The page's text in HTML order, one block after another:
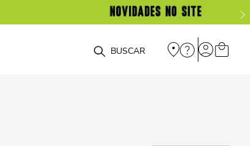
O que você está procurando?